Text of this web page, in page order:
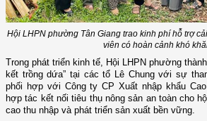
Hội LHPN phường Tân Giang trao kinh phí hỗ trợ
viên có hoàn cảnh khó
Trong phát triển kinh tế, Hội LHPN phường
kết trồng dứa” tại các tổ Lê Chung với sự
phối hợp với Công ty CP Xuất nhập khẩu
hợp tác kết nối tiêu thụ nông sản an toàn cho
cao thu nhập và phát triển sản xuất bền vững.